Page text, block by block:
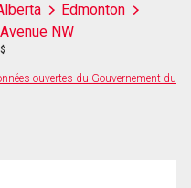
Edmonton
NW
ouvertes du Gouvernement du